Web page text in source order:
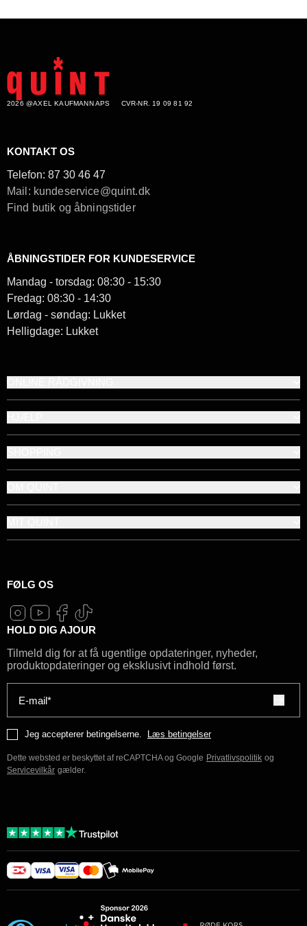
2026 @AXEL KAUFMANN APS CVR-NR. 19 09 81 92
KONTAKT OS
Telefon: 87 30 46 47
Mail: kundeservice@quint.dk
Find butik og åbningstider
ÅBNINGSTIDER FOR KUNDESERVICE
Mandag - torsdag: 08:30 - 15:30
Fredag: 08:30 - 14:30
Lørdag - søndag: Lukket
Helligdage: Lukket
FØLG OS
HOLD DIG AJOUR
Tilmeld dig for at få ugentlige opdateringer, nyheder,
produktopdateringer og eksklusivt indhold først.
E-mail*
Jeg accepterer betingelserne. Læs betingelser
Dette websted er beskyttet af reCAPTCHA og Google Privatlivspolitik og
Servicevilkår gælder.